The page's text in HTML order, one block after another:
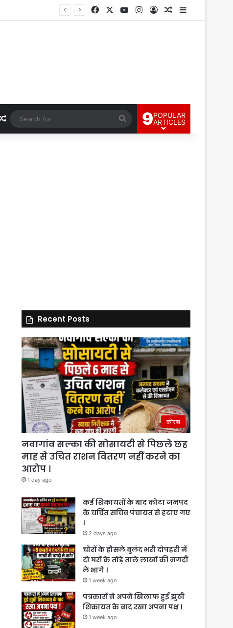
FacebookYouTubeInstagram
Log InRandom Article
Sidebar
Random Article
Search
for
9POPULAR
ARTICLES
Recent Posts
कोरबा
नवागांव सल्का की सोसायटी से पिछले छह
माह से उचित राशन वितरण नहीं करने का
आरोप ।
1 day ago
कई शिकायतों के बाद कोटा जनपद
के चर्चित सचिव पंचायत से हटाए गए
।
2 days ago
चोरों के हौसले बुलंद भरी दोपहरी में
दो घरों के तोड़े ताले लाखों की नगदी
ले भागे ।
1 week ago
पत्रकारों ने अपने खिलाफ हुई झुठी
शिकायत के बाद रखा अपना पक्ष ।
1 week ago